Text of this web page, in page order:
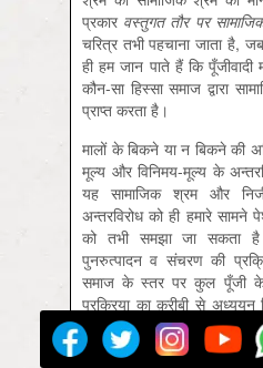
प्रकार वस्तुगत तौर पर
चरित्र तभी पहचाना जाता है,
ही हम जान पाते हैं कि
कौन-सा हिस्सा समाज द्वारा
प्राप्त करता है।
मालों के बिकने या न बिकने की
मूल्य और विनिमय-मूल्य के
यह सामाजिक श्रम और
अन्तरविरोध को ही हमारे
को तभी समझा जा सकता
पुनरुत्पादन व संचरण की
समाज के स्तर पर कुल पूँजी
प्रक्रिया का क़रीबी से अध्ययन
खण्ड-2 में यही करते हैं।